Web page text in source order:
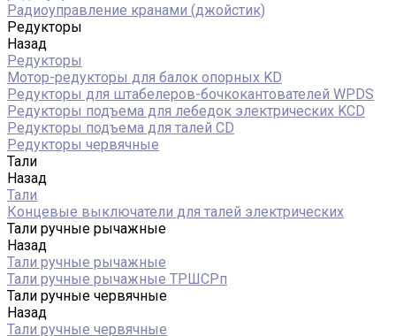
Радиоуправление кранами (джойстик)
Редукторы
Назад
Редукторы
Мотор-редукторы для балок опорных KD
Редукторы для штабелеров-бочкокантователей WPDS
Редукторы подъема для лебедок электрических KCD
Редукторы подъема для талей CD
Редукторы червячные
Тали
Назад
Тали
Концевые выключатели для талей электрических
Тали ручные рычажные
Назад
Тали ручные рычажные
Тали ручные рычажные ТРШСРп
Тали ручные червячные
Назад
Тали ручные червячные